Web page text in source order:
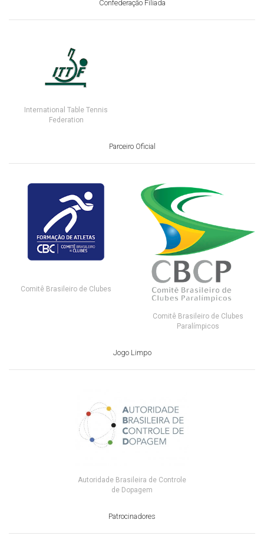
Confederação Filiada
International Table Tennis
Federation
Parceiro Oficial
Comitê Brasileiro de Clubes
Comitê Brasileiro de Clubes
Paralímpicos
Jogo Limpo
Autoridade Brasileira de Controle
de Dopagem
Patrocinadores